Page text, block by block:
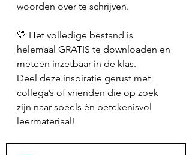
woorden over te schrijven.
💛 Het volledige bestand is
helemaal GRATIS te downloaden en
meteen inzetbaar in de klas.
Deel deze inspiratie gerust met
collega’s of vrienden die op zoek
zijn naar speels én betekenisvol
leermateriaal!